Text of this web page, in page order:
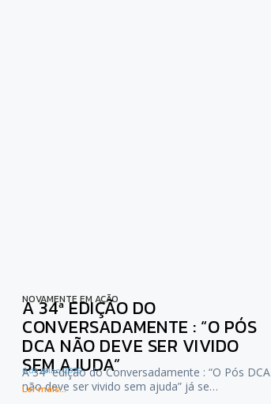
NOVAMENTE EM AÇÃO
A 34ª EDIÇÃO DO
CONVERSADAMENTE : “O PÓS
DCA NÃO DEVE SER VIVIDO
SEM AJUDA”
6 de Julho, 2026
A 34ª edição do Conversadamente : “O Pós DCA
não deve ser vivido sem ajuda” já se…
Ler mais...